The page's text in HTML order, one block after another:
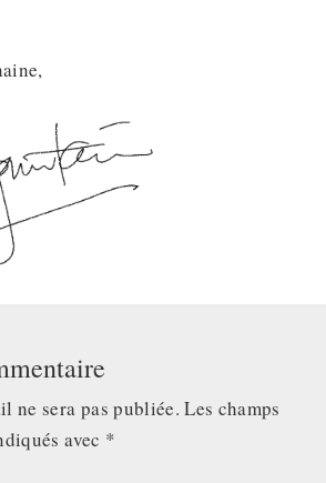
ne sera pas publiée. Les champs
avec *